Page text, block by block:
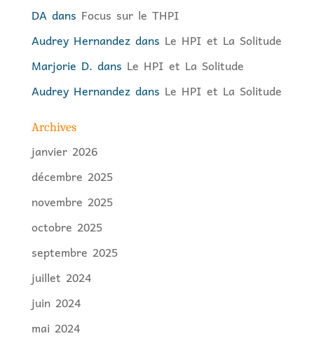
DAdans Focus sur le THPI
Audrey Hernandezdans Le HPI et La Solitude
Marjorie D. dans Le HPI et La Solitude
Audrey Hernandezdans Le HPI et La Solitude
Archives
janvier 2026
décembre 2025
novembre 2025
octobre 2025
septembre 2025
juillet 2024
juin 2024
mai 2024